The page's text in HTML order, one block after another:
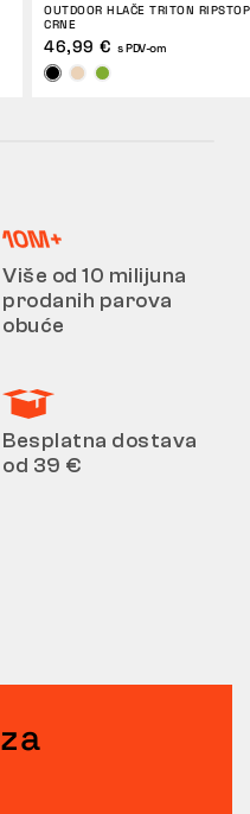
OUTDOOR HLAČE TRITON RIPSTOP
CRNE
46,99 € s PDV-om
Više od 10 milijuna
prodanih parova
obuće
Besplatna dostava
od 39 €
za